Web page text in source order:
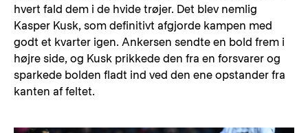
hvert fald dem i de hvide trøjer. Det blev nemlig
Kasper Kusk, som definitivt afgjorde kampen med
godt et kvarter igen. Ankersen sendte en bold frem i
højre side, og Kusk prikkede den fra en forsvarer og
sparkede bolden fladt ind ved den ene opstander fra
kanten af feltet.